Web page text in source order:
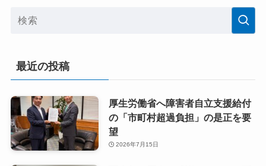
最近の投稿
厚生労働省へ障害者自立支援給付
の「市町村超過負担」の是正を要
望
2026年7月15日